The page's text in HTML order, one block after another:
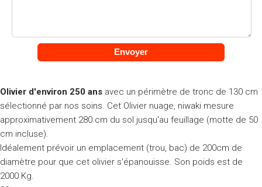
Olivier d'environ 250 ans avec un périmètre de tronc de 130 cm
sélectionné par nos soins. Cet Olivier nuage, niwaki mesure
approximativement 280 cm du sol jusqu'au feuillage (motte de 50
cm incluse).
Idéalement prévoir un emplacement (trou, bac) de 200cm de
diamètre pour que cet olivier s'épanouisse. Son poids est de
2000 Kg.